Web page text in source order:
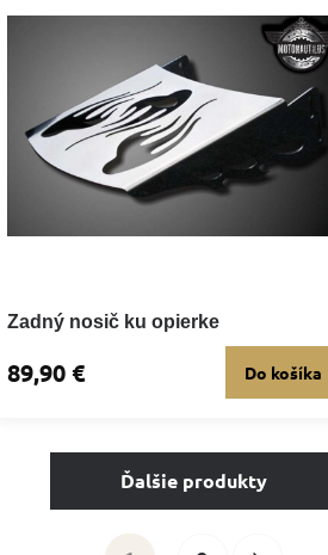
Zadný nosič ku opierke
89,90 € Do košíka
Ďalšie produkty